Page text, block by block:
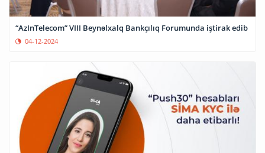
“AzInTelecom” VIII Beynəlxalq Bankçılıq Forumunda iştirak edib
04-12-2024